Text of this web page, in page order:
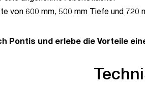
von 600 mm, 500 mm Tiefe und 720
Pontis und erlebe die Vorteile